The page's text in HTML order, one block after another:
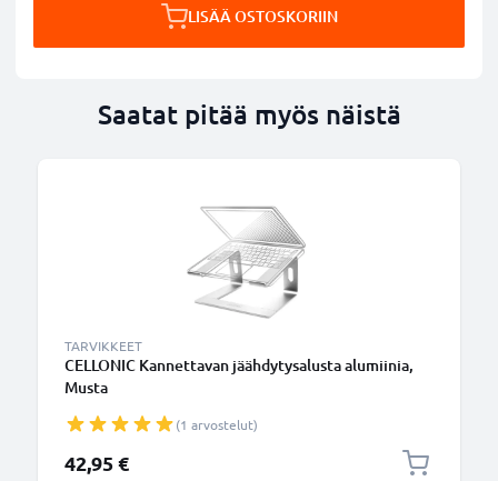
LISÄÄ OSTOSKORIIN
Saatat pitää myös näistä
TARVIKKEET
CELLONIC Kannettavan jäähdytysalusta alumiinia,
Musta
(1 arvostelut)
42,95 €